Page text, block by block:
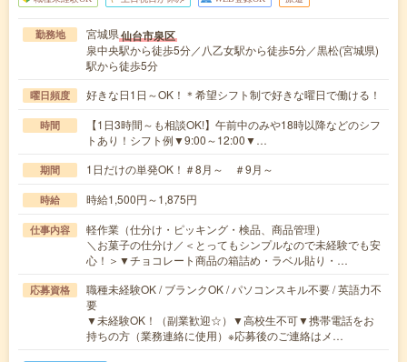
勤務地 宮城県仙台市泉区
泉中央駅から徒歩5分／八乙女駅から徒歩5分／黒松(宮城県)
駅から徒歩5分
曜日頻度 好きな日1日～OK！＊希望シフト制で好きな曜日で働ける！
時間
【1日3時間～も相談OK!】午前中のみや18時以降などのシフ
トあり！シフト例▼9:00～12:00▼…
期間 1日だけの単発OK！＃8月～ ＃9月～
時給 時給1,500円～1,875円
仕事内容
軽作業（仕分け・ピッキング・検品、商品管理）
＼お菓子の仕分け／＜とってもシンプルなので未経験でも安
心！＞▼チョコレート商品の箱詰め・ラベル貼り・…
応募資格
職種未経験OK / ブランクOK / パソコンスキル不要 / 英語力不
要
▼未経験OK！（副業歓迎☆）▼高校生不可▼携帯電話をお
持ちの方（業務連絡に使用）※応募後のご連絡はメ…